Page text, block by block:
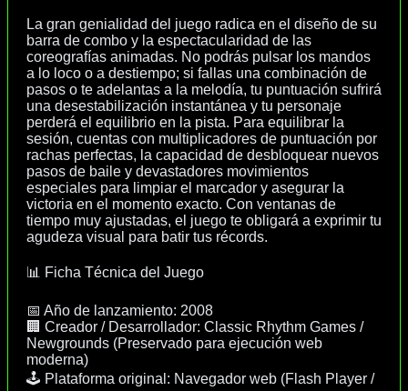
La gran genialidad del juego radica en el diseño de su
barra de combo y la espectacularidad de las
coreografías animadas. No podrás pulsar los mandos
a lo loco o a destiempo; si fallas una combinación de
pasos o te adelantas a la melodía, tu puntuación sufrirá
una desestabilización instantánea y tu personaje
perderá el equilibrio en la pista. Para equilibrar la
sesión, cuentas con multiplicadores de puntuación por
rachas perfectas, la capacidad de desbloquear nuevos
pasos de baile y devastadores movimientos
especiales para limpiar el marcador y asegurar la
victoria en el momento exacto. Con ventanas de
tiempo muy ajustadas, el juego te obligará a exprimir tu
agudeza visual para batir tus récords.
📊 Ficha Técnica del Juego
📅 Año de lanzamiento: 2008
🏢 Creador / Desarrollador: Classic Rhythm Games /
Newgrounds (Preservado para ejecución web
moderna)
🕹️ Plataforma original: Navegador web (Flash Player /